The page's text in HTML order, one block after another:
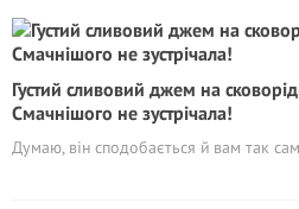
Густий сливовий джем на
Смачнішого не зустрічала!
Думаю, він сподобається й вам так